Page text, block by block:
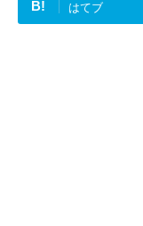
B! はてブ